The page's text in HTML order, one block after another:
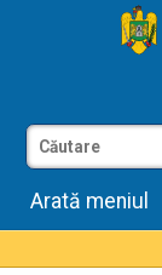
Arată meniul